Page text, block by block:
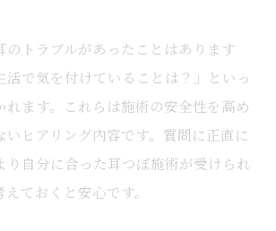
のトラブルがあったことはあります
活で気を付けていることは？」といっ
れます。これらは施術の安全性を高め
いヒアリング内容です。質問に正直に
り自分に合った耳つぼ施術が受けられ
ておくと安心です。